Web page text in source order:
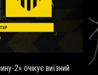
2» очікує виїзний